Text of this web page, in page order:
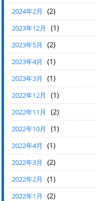
2024年2月 (2)
2023年12月 (1)
2023年5月 (2)
2023年4月 (1)
2023年3月 (1)
2022年12月 (1)
2022年11月 (2)
2022年10月 (1)
2022年4月 (1)
2022年3月 (2)
2022年2月 (1)
2022年1月 (2)